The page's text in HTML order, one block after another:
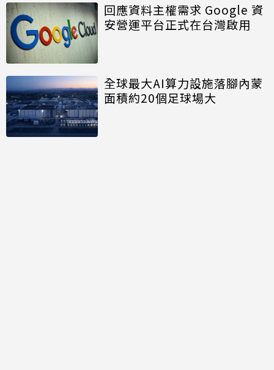
回應資料主權需求 Google 資
安營運平台正式在台灣啟用
全球最大AI算力設施落腳內蒙
面積約20個足球場大